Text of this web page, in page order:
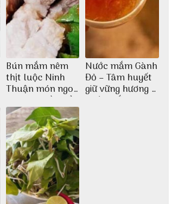
Bún mắm nêm
thịt luộc Ninh
Thuận món ngon
dân dã miền biển
Nước mắm Gành
Đỏ – Tâm huyết
giữ vững hương vị
nước mắm sau